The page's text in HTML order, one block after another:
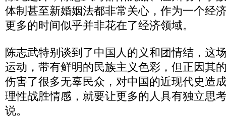
体制甚至新婚姻法都非常关心，作为一个经
更多的时间似乎并非花在了经济领域。
陈志武特别谈到了中国人的义和团情结，这
运动，带有鲜明的民族主义色彩，但正因其
伤害了很多无辜民众，对中国的近现代史造
理性战胜情感，就要让更多的人具有独立思
说。